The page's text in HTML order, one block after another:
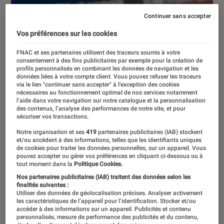
ARTICLE
Société numérique • 20 jan. 2024
Vos préférences sur les cookies
FNAC et ses partenaires utilisent des traceurs soumis à votre
consentement à des fins publicitaires par exemple pour la création de
profils personnalisés en combinant les données de navigation et les
données liées à votre compte client. Vous pouvez refuser les traceurs
via le lien "continuer sans accepter" à l’exception des cookies
nécessaires au fonctionnement optimal de nos services notamment
l’aide dans votre navigation sur notre catalogue et la personnalisation
des contenus, l’analyse des performances de notre site, et pour
sécuriser vos transactions.
Notre organisation et ses419 partenaires publicitaires (IAB) stockent
et/ou accèdent à des informations, telles que les identifiants uniques
de cookies pour traiter les données personnelles, sur un appareil. Vous
pouvez accepter ou gérer vos préférences en cliquant ci-dessous ou à
tout moment dans la Politique Cookies.
Nos partenaires publicitaires (IAB) traitent des données selon les
finalités suivantes :
Utiliser des données de géolocalisation précises. Analyser activement
les caractéristiques de l’appareil pour l’identification. Stocker et/ou
accéder à des informations sur un appareil. Publicités et contenu
personnalisés, mesure de performance des publicités et du contenu,
Continuer sans accepter